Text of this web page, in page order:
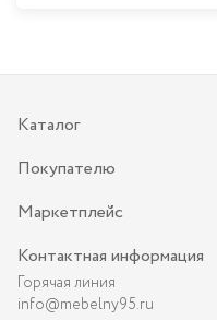
Каталог
Покупателю
Маркетплейс
Контактная информация
Горячая линия
info@mebelny95.ru